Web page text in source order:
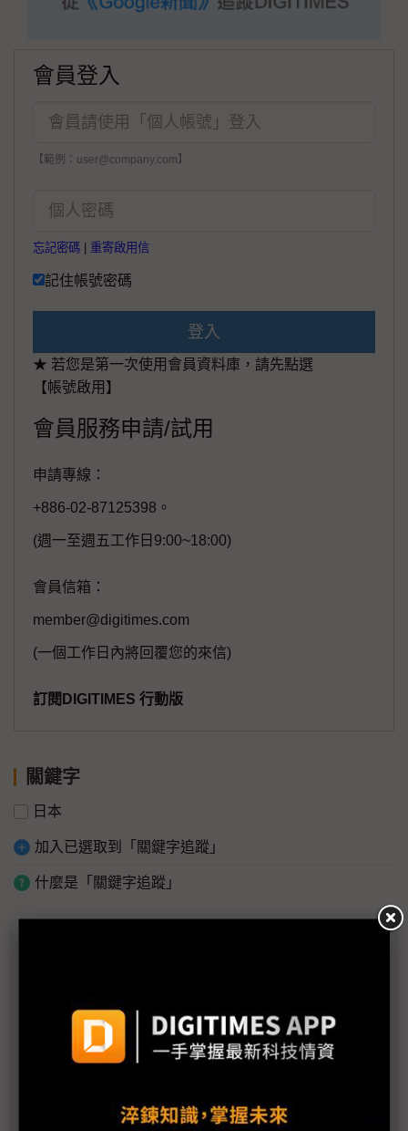
會員登入
【範例：user@company.com】
忘記密碼 重寄啟用信
記住帳號密碼
登入
★ 若您是第一次使用會員資料庫，請先點選
【帳號啟用】
會員服務申請/試用
申請專線：
+886-02-87125398。
(週一至週五工作日9:00~18:00)
會員信箱：
member@digitimes.com
(一個工作日內將回覆您的來信)
訂閱DIGITIMES 行動版
關鍵字
日本
加入已選取到「關鍵字追蹤」
什麼是「關鍵字追蹤」
日本各產業震後療傷 核廠輻射成災區重建新隱憂
SUMCO山形廠傳無限期停工 台勝科、南亞科急消